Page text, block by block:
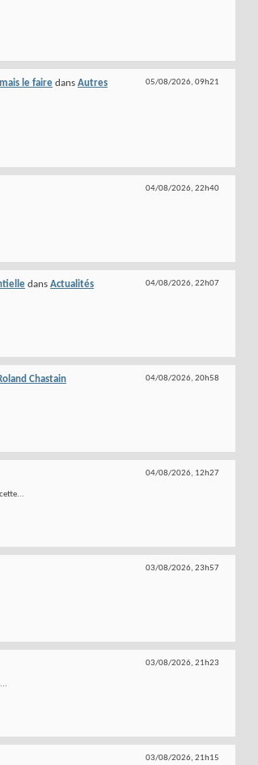
05/08/2026, 09h21
le faire dans Autres
04/08/2026, 22h40
04/08/2026, 22h07
dans Actualités
04/08/2026, 20h58
Chastain
04/08/2026, 12h27
03/08/2026, 23h57
03/08/2026, 21h23
03/08/2026, 21h15